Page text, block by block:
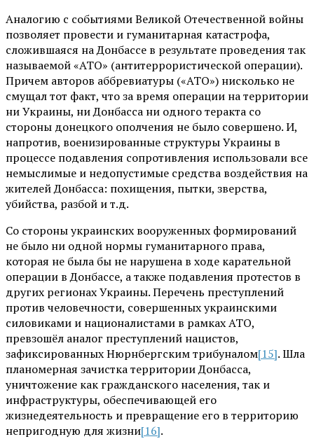
Аналогию с событиями Великой Отечественной войны
позволяет провести и гуманитарная катастрофа,
сложившаяся на Донбассе в результате проведения так
называемой «АТО» (антитеррористической операции).
Причем авторов аббревиатуры («АТО») нисколько не
смущал тот факт, что за время операции на территории
ни Украины, ни Донбасса ни одного теракта со
стороны донецкого ополчения не было совершено. И,
напротив, военизированные структуры Украины в
процессе подавления сопротивления использовали все
немыслимые и недопустимые средства воздействия на
жителей Донбасса: похищения, пытки, зверства,
убийства, разбой и т.д.
Со стороны украинских вооруженных формирований
не было ни одной нормы гуманитарного права,
которая не была бы не нарушена в ходе карательной
операции в Донбассе, а также подавления протестов в
других регионах Украины. Перечень преступлений
против человечности, совершенных украинскими
силовиками и националистами в рамках АТО,
превзошёл аналог преступлений нацистов,
зафиксированных Нюрнбергским трибуналом[15]. Шла
планомерная зачистка территории Донбасса,
уничтожение как гражданского населения, так и
инфраструктуры, обеспечивающей его
жизнедеятельность и превращение его в территорию
непригодную для жизни[16].